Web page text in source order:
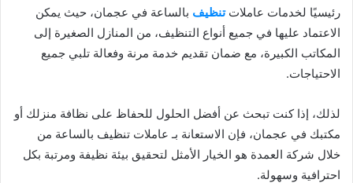
رئيسيًا لخدمات عاملاتتنظيف بالساعة في عجمان، حيث يمكن
الاعتماد عليها في جميع أنواع التنظيف، من المنازل الصغيرة إلى
المكاتب الكبيرة، مع ضمان تقديم خدمة مرنة وفعالة تلبي جميع
الاحتياجات.
لذلك، إذا كنت تبحث عن أفضل الحلول للحفاظ على نظافة منزلك أو
مكتبك في عجمان، فإن الاستعانة بـ عاملات تنظيف بالساعة من
خلال شركة العمدة هو الخيار الأمثل لتحقيق بيئة نظيفة ومرتبة بكل
احترافية وسهولة.